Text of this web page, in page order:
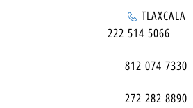
TLAXCALA
222 514 5066
812 074 7330
272 282 8890